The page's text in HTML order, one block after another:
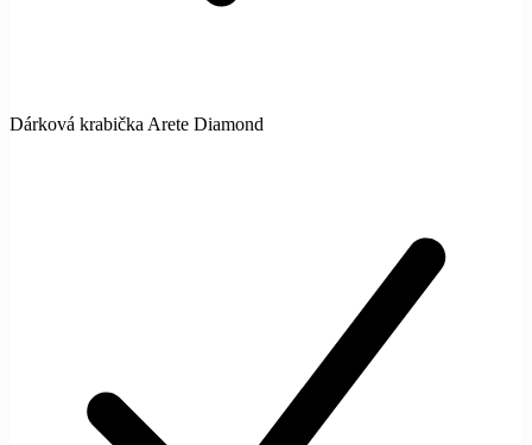
Dárková krabička Arete Diamond